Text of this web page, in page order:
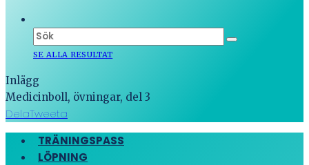
SE ALLA RESULTAT
Inlägg
Medicinboll, övningar, del 3
DelaTweeta
TRÄNINGSPASS
LÖPNING